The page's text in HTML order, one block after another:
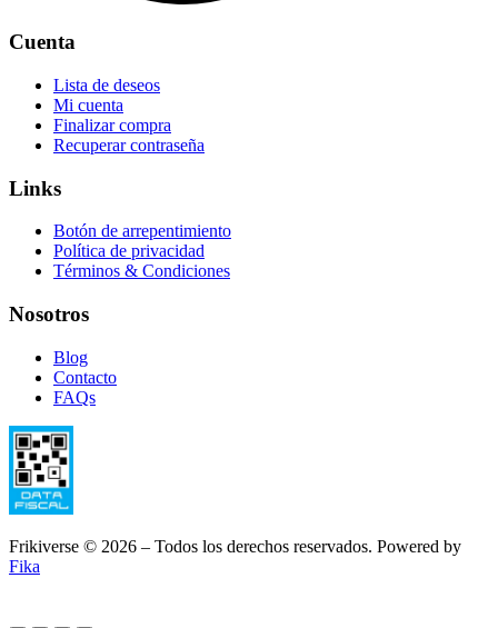
Cuenta
Lista de deseos
Mi cuenta
Finalizar compra
Recuperar contraseña
Links
Botón de arrepentimiento
Política de privacidad
Términos & Condiciones
Nosotros
Blog
Contacto
FAQs
Frikiverse © 2026 – Todos los derechos reservados. Powered by
Fika